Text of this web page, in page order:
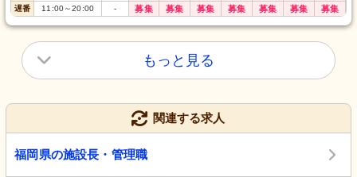
遅番 11:00～20:00 - 募集 募集 募集 募集 募集 募集 募集
もっと見る
関連する求人
福岡県の施設長・管理職